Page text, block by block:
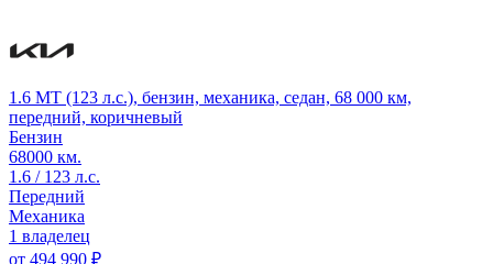
1.6 MT (123 л.с.), бензин, механика, седан, 68 000 км,
передний, коричневый
Бензин
68000 км.
1.6 / 123 л.с.
Передний
Механика
1 владелец
от 494 990 ₽